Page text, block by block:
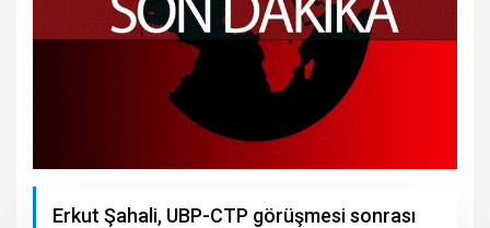
Erkut Şahali, UBP-CTP görüşmesi sonrası